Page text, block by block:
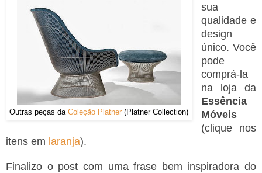
Outras peças da Coleção Platner (Platner Collection)
sua
qualidade e
design
único. Você
pode
comprá-la
na loja da
Essência
Móveis
(clique nos
itens em laranja).
Finalizo o post com uma frase bem inspiradora do